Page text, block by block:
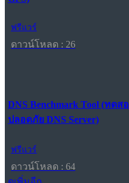
ฟรีแวร์
ดาวน์โหลด : 26
DNS Benchmark Tool (ทด
ปลอดภัย DNS Server)
ฟรีแวร์
ดาวน์โหลด : 64